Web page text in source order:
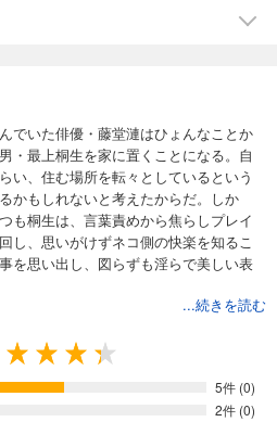
でいた俳優・藤堂漣はひょんなことか
・最上桐生を家に置くことになる。自
い、住む場所を転々としているという
かもしれないと考えたからだ。しか
も桐生は、言葉責めから焦らしプレイ
し、思いがけずネコ側の快楽を知るこ
を思い出し、図らずも淫らで美しい表
...続きを読む
5件 (0)
2件 (0)